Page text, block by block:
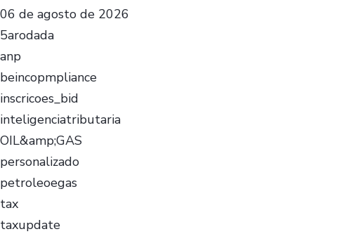
06 de agosto de 2026
5arodada
anp
beincopmpliance
inscricoes_bid
inteligenciatributaria
OIL&amp;GAS
personalizado
petroleoegas
tax
taxupdate